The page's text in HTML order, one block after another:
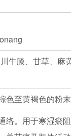
牛膝、甘草、
至黄褐色的粉末
络。用于寒湿瘀